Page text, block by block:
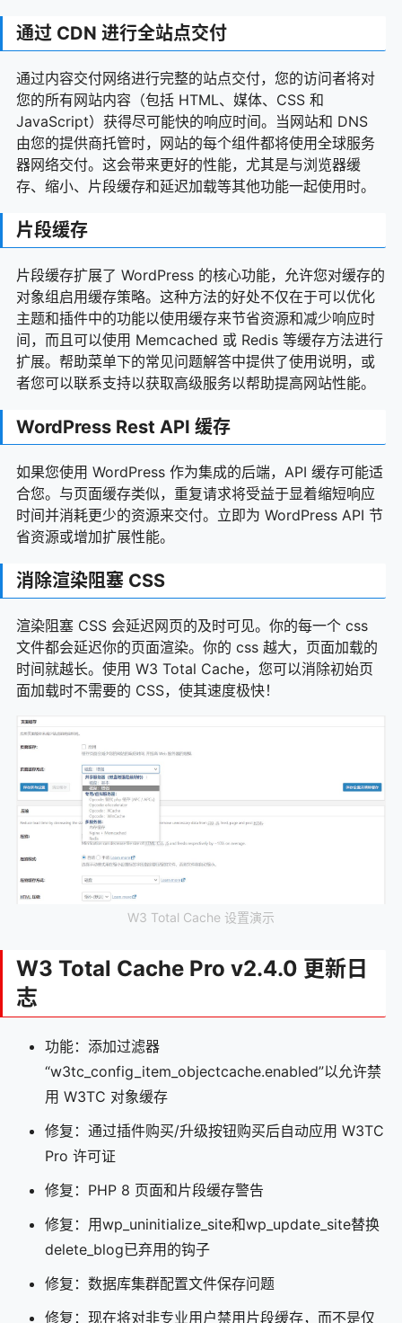
通过 CDN 进行全站点交付
通过内容交付网络进行完整的站点交付，您的访问者将对
您的所有网站内容（包括 HTML、媒体、CSS 和
JavaScript）获得尽可能快的响应时间。当网站和 DNS
由您的提供商托管时，网站的每个组件都将使用全球服务
器网络交付。这会带来更好的性能，尤其是与浏览器缓
存、缩小、片段缓存和延迟加载等其他功能一起使用时。
片段缓存
片段缓存扩展了 WordPress 的核心功能，允许您对缓存的
对象组启用缓存策略。这种方法的好处不仅在于可以优化
主题和插件中的功能以使用缓存来节省资源和减少响应时
间，而且可以使用 Memcached 或 Redis 等缓存方法进行
扩展。帮助菜单下的常见问题解答中提供了使用说明，或
者您可以联系支持以获取高级服务以帮助提高网站性能。
WordPress Rest API 缓存
如果您使用 WordPress 作为集成的后端，API 缓存可能适
合您。与页面缓存类似，重复请求将受益于显着缩短响应
时间并消耗更少的资源来交付。立即为 WordPress API 节
省资源或增加扩展性能。
消除渲染阻塞 CSS
渲染阻塞 CSS 会延迟网页的及时可见。你的每一个 css
文件都会延迟你的页面渲染。你的 css 越大，页面加载的
时间就越长。使用 W3 Total Cache，您可以消除初始页
面加载时不需要的 CSS，使其速度极快！
W3 Total Cache 设置演示
W3 Total Cache Pro v2.4.0 更新日
志
功能：添加过滤器
“w3tc_config_item_objectcache.enabled”以允许禁
用 W3TC 对象缓存
修复：通过插件购买/升级按钮购买后自动应用 W3TC
Pro 许可证
修复：PHP 8 页面和片段缓存警告
修复：用wp_uninitialize_site和wp_update_site替换
delete_blog已弃用的钩子
修复：数据库集群配置文件保存问题
修复：现在将对非专业用户禁用片段缓存，而不是仅